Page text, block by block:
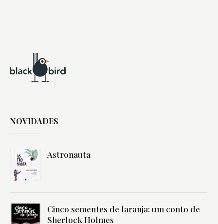
NOVIDADES
Astronauta
Cinco sementes de laranja: um conto de
Sherlock Holmes